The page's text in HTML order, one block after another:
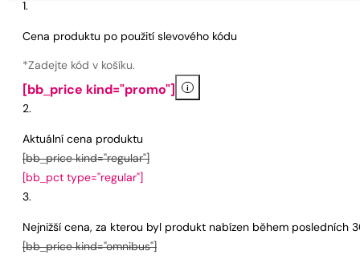
Cena produktu po použití slevového kódu
*Zadejte kód v košíku.
[bb_price kind="promo"] i
Aktuální cena produktu
[bb_price kind="regular"]
[bb_pct type="regular"]
Nejnižší cena, za kterou byl produkt nabízen během posledních
[bb_price kind="omnibus"]